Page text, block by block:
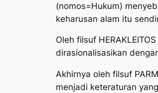
(nomos=Hukum)
keharusan alam itu
Oleh filsuf
dirasionalisasikan
Akhirnya oleh filsuf
menjadi keteraturan